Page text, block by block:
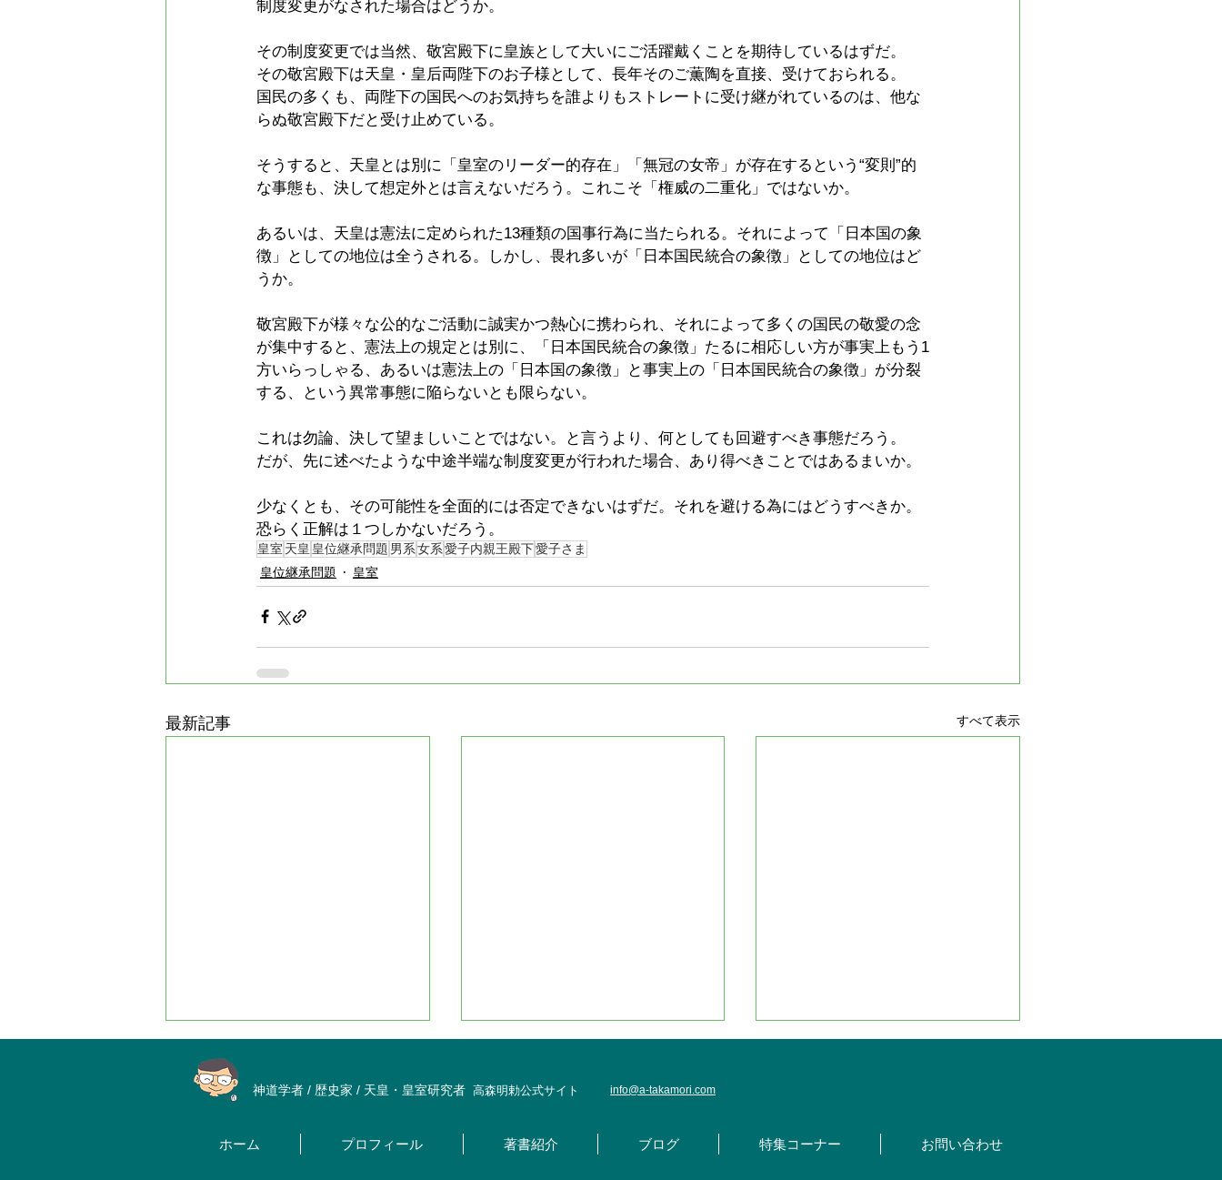
制度変更がなされた場合はどうか。
その制度変更では当然、敬宮殿下に皇族として大いにご活躍戴くことを期待しているはずだ。
その敬宮殿下は天皇・皇后両陛下のお子様として、長年そのご薫陶を直接、受けておられる。
国民の多くも、両陛下の国民へのお気持ちを誰よりもストレートに受け継がれているのは、他な
らぬ敬宮殿下だと受け止めている。
そうすると、天皇とは別に「皇室のリーダー的存在」「無冠の女帝」が存在するという“変則”的
な事態も、決して想定外とは言えないだろう。これこそ「権威の二重化」ではないか。
あるいは、天皇は憲法に定められた13種類の国事行為に当たられる。それによって「日本国の象
徴」としての地位は全うされる。しかし、畏れ多いが「日本国民統合の象徴」としての地位はど
うか。
敬宮殿下が様々な公的なご活動に誠実かつ熱心に携わられ、それによって多くの国民の敬愛の念
が集中すると、憲法上の規定とは別に、「日本国民統合の象徴」たるに相応しい方が事実上もう1
方いらっしゃる、あるいは憲法上の「日本国の象徴」と事実上の「日本国民統合の象徴」が分裂
する、という異常事態に陥らないとも限らない。
これは勿論、決して望ましいことではない。と言うより、何としても回避すべき事態だろう。
だが、先に述べたような中途半端な制度変更が行われた場合、あり得べきことではあるまいか。
少なくとも、その可能性を全面的には否定できないはずだ。それを避ける為にはどうすべきか。
恐らく正解は１つしかないだろう。
皇室 天皇 皇位継承問題 男系女系愛子内親王殿下愛子さま
皇位継承問題
皇室
最新記事 すべて表示
神道学者 / 歴史家 / 天皇・皇室研究者 高森明勅公式サイト info@a-takamori.com
ホーム プロフィール 著書紹介 ブログ 特集コーナー お問い合わせ